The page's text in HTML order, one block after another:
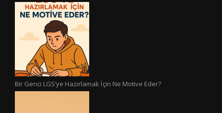
Bir Genci LGS’ye Hazırlamak İçin Ne Motive Eder?